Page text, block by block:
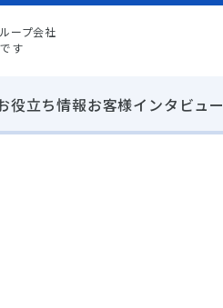
ープ会社
す
役立ち情報お客様インタビュー